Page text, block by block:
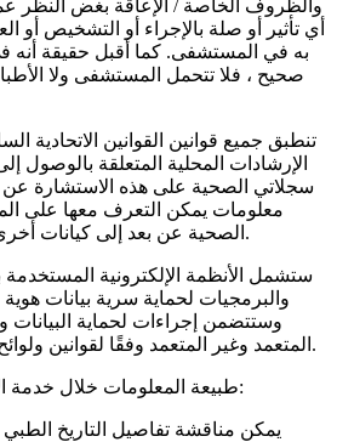
والظروف الخاصة / الإعاقة بغض النظر
أي تأثير أو صلة بالإجراء أو التشخيص أو
به في المستشفى. كما أقبل حقيقة أنه
صحيح ، فلا تتحمل المستشفى ولا
تنطبق جميع قوانين القوانين الاتحادية
الإرشادات المحلية المتعلقة بالوصول
سجلاتي الصحية على هذه الاستشارة
معلومات يمكن التعرف معها على
الصحية عن بعد إلى كيانات أخرى دون موافقتي الشخصية.
ستشمل الأنظمة الإلكترونية
والبرمجيات لحماية سرية بيانات
وستتضمن إجراءات لحماية البيانات
المتعمد وغير المتعمد وفقًا لقوانين ولوائح الإمارات العربية المتحدة.
طبيعة المعلومات خلال خدمة الاستشارة الصحية عن بعد:
يمكن مناقشة تفاصيل التاريخ